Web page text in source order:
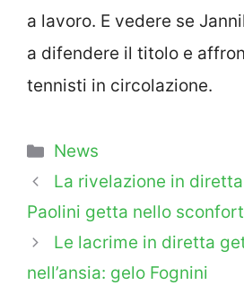
a lavoro. E vedere se
a difendere il titolo e
tennisti in circolazione.
Categorie
News
La rivelazione in
Paolini getta nello
Le lacrime in diretta
nell’ansia: gelo Fognini